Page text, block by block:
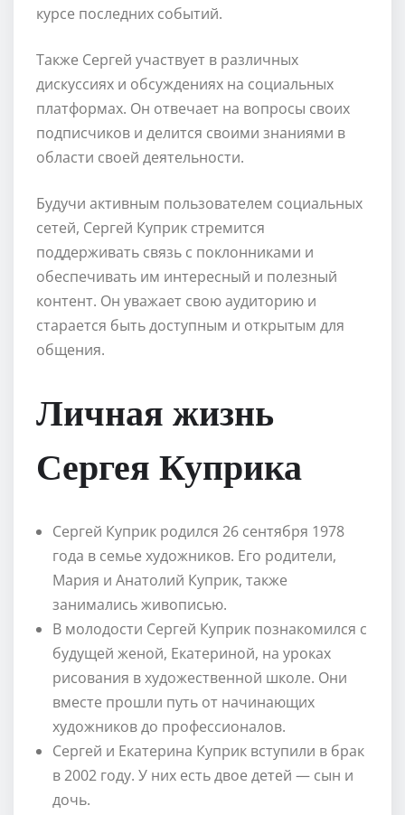
курсе последних событий.
Также Сергей участвует в различных
дискуссиях и обсуждениях на социальных
платформах. Он отвечает на вопросы своих
подписчиков и делится своими знаниями в
области своей деятельности.
Будучи активным пользователем социальных
сетей, Сергей Куприк стремится
поддерживать связь с поклонниками и
обеспечивать им интересный и полезный
контент. Он уважает свою аудиторию и
старается быть доступным и открытым для
общения.
Личная жизнь
Сергея Куприка
Сергей Куприк родился 26 сентября 1978
года в семье художников. Его родители,
Мария и Анатолий Куприк, также
занимались живописью.
В молодости Сергей Куприк познакомился с
будущей женой, Екатериной, на уроках
рисования в художественной школе. Они
вместе прошли путь от начинающих
художников до профессионалов.
Сергей и Екатерина Куприк вступили в брак
в 2002 году. У них есть двое детей — сын и
дочь.